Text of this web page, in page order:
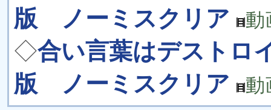
版 ノーミスクリア
動
◇合い言葉はデストロ
版 ノーミスクリア
動